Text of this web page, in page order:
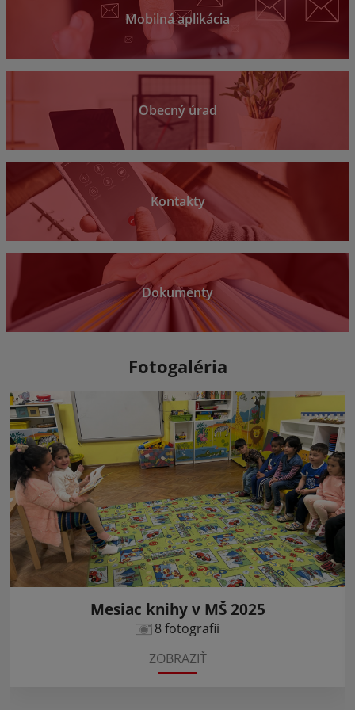
Mobilná aplikácia
Obecný úrad
Kontakty
Dokumenty
Fotogaléria
Mesiac knihy v MŠ 2025
8 fotografii
ZOBRAZIŤ